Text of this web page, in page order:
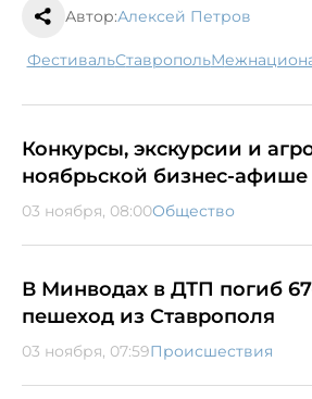
Автор:Алексей Петров
фестиваль Ставрополь
Конкурсы, экскурсии и
ноябрьской бизнес-афише
03 ноября, 08:00Общество
В Минводах в ДТП погиб
пешеход из Ставрополя
03 ноября, 07:59Происшествия